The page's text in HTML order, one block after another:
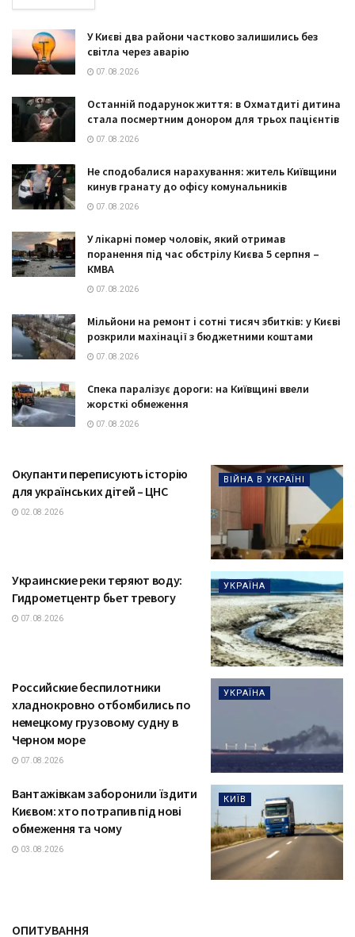
У Києві два райони частково залишились без
світла через аварію
07.08.2026
Останній подарунок життя: в Охматдиті дитина
стала посмертним донором для трьох пацієнтів
07.08.2026
Не сподобалися нарахування: житель Київщини
кинув гранату до офісу комунальників
07.08.2026
У лікарні помер чоловік, який отримав
поранення під час обстрілу Києва 5 серпня –
КМВА
07.08.2026
Мільйони на ремонт і сотні тисяч збитків: у Києві
розкрили махінації з бюджетними коштами
07.08.2026
Спека паралізує дороги: на Київщині ввели
жорсткі обмеження
07.08.2026
ВІЙНА В УКРАЇНІ
Окупанти переписують історію
для українських дітей – ЦНС
02.08.2026
УКРАЇНА
Украинские реки теряют воду:
Гидрометцентр бьет тревогу
07.08.2026
УКРАЇНА
Российские беспилотники
хладнокровно отбомбились по
немецкому грузовому судну в
Черном море
07.08.2026
КИЇВ
Вантажівкам заборонили їздити
Києвом: хто потрапив під нові
обмеження та чому
03.08.2026
ОПИТУВАННЯ